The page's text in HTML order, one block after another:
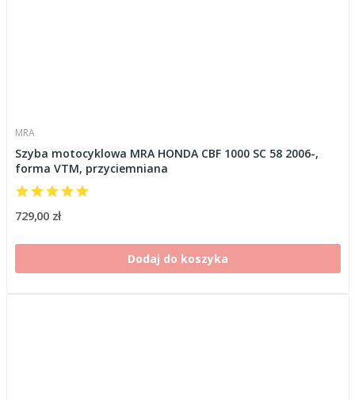
MRA
Szyba motocyklowa MRA HONDA CBF 1000 SC 58 2006-,
forma VTM, przyciemniana
729,00 zł
Dodaj do koszyka